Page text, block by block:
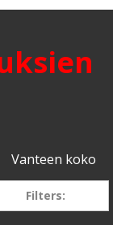
Vanteen koko
Filters: